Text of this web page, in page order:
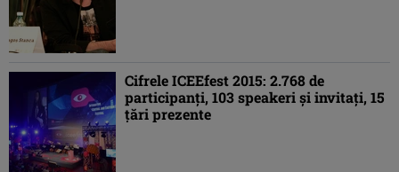
Cifrele ICEEfest 2015: 2.768 de
participanţi, 103 speakeri şi invitaţi, 15
ţări prezente